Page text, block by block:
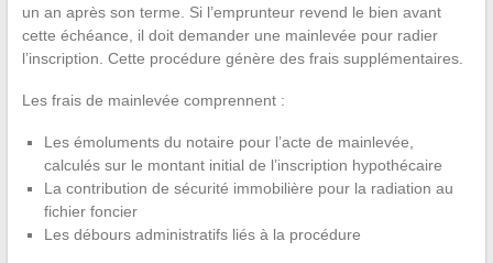
un an après son terme. Si l’emprunteur revend le bien avant
cette échéance, il doit demander une mainlevée pour radier
l’inscription. Cette procédure génère des frais supplémentaires.
Les frais de mainlevée comprennent :
Les émoluments du notaire pour l’acte de mainlevée,
calculés sur le montant initial de l’inscription hypothécaire
La contribution de sécurité immobilière pour la radiation au
fichier foncier
Les débours administratifs liés à la procédure